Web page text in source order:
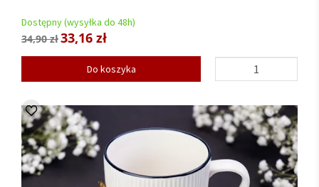
Dostępny (wysyłka do 48h)
34,90 zł33,16 zł
Do koszyka